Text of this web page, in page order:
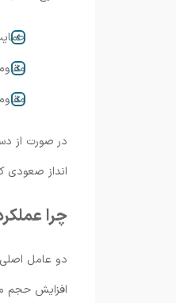
حمایت
مقاومت فوری: 0.00000969
مقاومت
انداز صعودی
چرا
دو عامل
افزایش حجم معاملات ۲۴ ساعته تنها ۶.۱۳٪ بالاتر از میانگین ۷ روزه بوده که نشان